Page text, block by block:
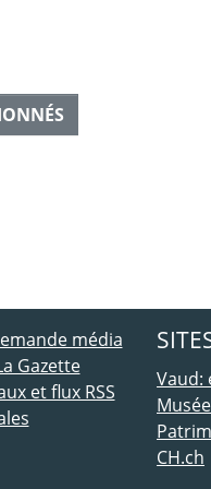
média
Gazette
et flux RSS
Vaud:
CH.ch